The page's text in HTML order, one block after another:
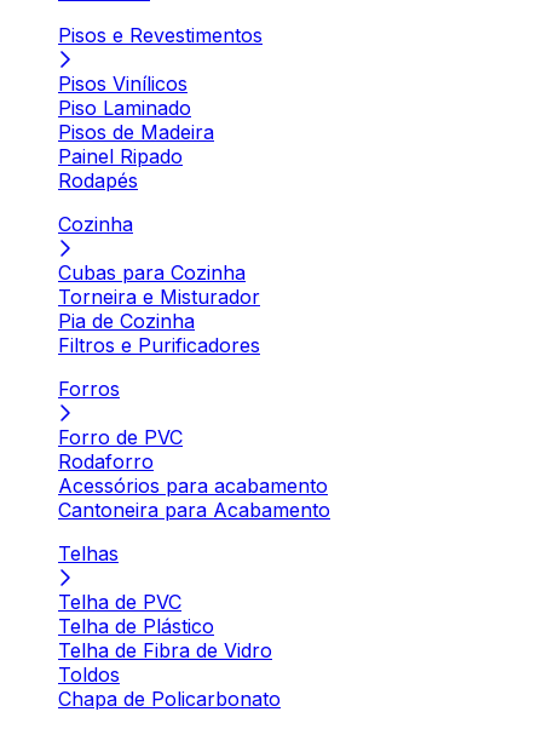
Pisos e Revestimentos
Pisos Vinílicos
Piso Laminado
Pisos de Madeira
Painel Ripado
Rodapés
Cozinha
Cubas para Cozinha
Torneira e Misturador
Pia de Cozinha
Filtros e Purificadores
Forros
Forro de PVC
Rodaforro
Acessórios para acabamento
Cantoneira para Acabamento
Telhas
Telha de PVC
Telha de Plástico
Telha de Fibra de Vidro
Toldos
Chapa de Policarbonato